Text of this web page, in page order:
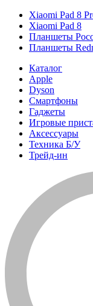
Xiaomi Pad 8
Xiaomi Pad 8
Планшеты
Планшеты
Каталог
Apple
Dyson
Смартфоны
Гаджеты
Игровые
Аксессуары
Техника Б/У
Трейд-ин